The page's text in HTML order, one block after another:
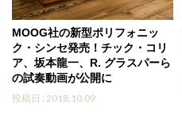
MOOG社の新型ポリフォニッ
ク・シンセ発売！チック・コリ
ア、坂本龍一、R. グラスパーら
の試奏動画が公開に
投稿日 : 2018.10.09